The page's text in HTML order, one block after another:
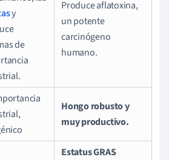
y
de
Produce aflatoxina,
un potente
carcinógeno
humano.
Hongo robusto y
muy productivo.
Estatus GRAS